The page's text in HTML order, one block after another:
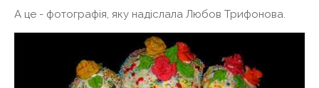
А це - фотографія, яку надіслала Любов Трифонова.